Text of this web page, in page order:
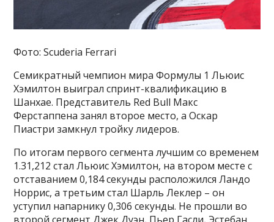
Фото: Scuderia Ferrari
Семикратный чемпион мира Формулы 1 Льюис
Хэмилтон выиграл спринт-квалификацию в
Шанхае. Представитель Red Bull Макс
Ферстаппена занял второе место, а Оскар
Пиастри замкнул тройку лидеров.
По итогам первого сегмента лучшим со временем
1.31,212 стал Льюис Хэмилтон, на втором месте с
отставанием 0,184 секунды расположился Ландо
Норрис, а третьим стал Шарль Леклер – он
уступил напарнику 0,306 секунды. Не прошли во